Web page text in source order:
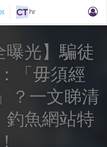
曝光】騙徒
「毋須經
？一文睇清
釣魚網站特